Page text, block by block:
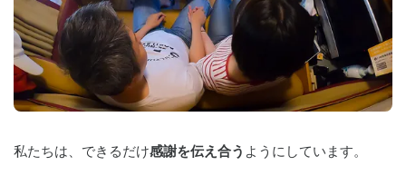
私たちは、できるだけ感謝を伝え合う ようにしています。